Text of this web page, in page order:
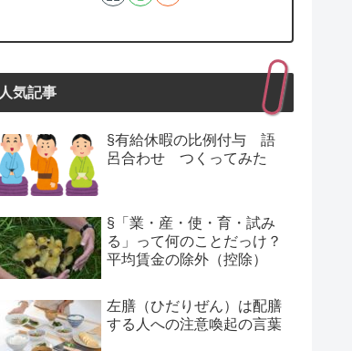
人気記事
§有給休暇の比例付与 語
呂合わせ つくってみた
§「業・産・使・育・試み
る」って何のことだっけ？
平均賃金の除外（控除）
左膳（ひだりぜん）は配膳
する人への注意喚起の言葉